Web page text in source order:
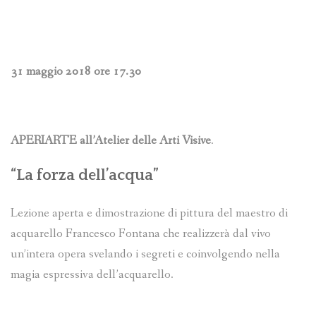
31 maggio 2018 ore 17.30
APERIARTE all’Atelier delle Arti Visive.
“La forza dell’acqua”
Lezione aperta e dimostrazione di pittura del maestro di
acquarello Francesco Fontana che realizzerà dal vivo
un’intera opera svelando i segreti e coinvolgendo nella
magia espressiva dell’acquarello.